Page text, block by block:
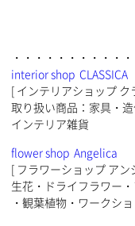
・・・・・・・・・・
interior shop CLASSICA
[ インテリアショップ ク
取り扱い商品：家具・
インテリア雑貨
flower shop Angelica
[ フラワーショップ アン
生花・ドライフラワー
・観葉植物・ワークシ